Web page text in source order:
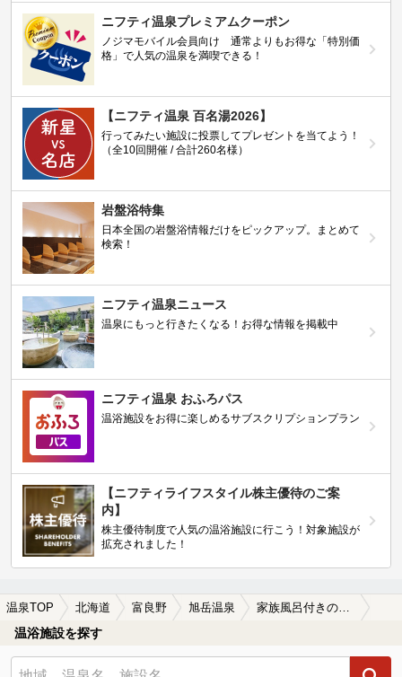
ニフティ温泉プレミアムクーポン
ノジマモバイル会員向け 通常よりもお得な「特別価
格」で人気の温泉を満喫できる！
【ニフティ温泉 百名湯2026】
行ってみたい施設に投票してプレゼントを当てよう！
（全10回開催 / 合計260名様）
岩盤浴特集
日本全国の岩盤浴情報だけをピックアップ。まとめて
検索！
ニフティ温泉ニュース
温泉にもっと行きたくなる！お得な情報を掲載中
ニフティ温泉 おふろパス
温浴施設をお得に楽しめるサブスクリプションプラン
【ニフティライフスタイル株主優待のご案
内】
株主優待制度で人気の温浴施設に行こう！対象施設が
拡充されました！
温泉TOP 北海道 富良野 旭岳温泉 家族風呂付きの旭岳温泉の温泉、日帰り温泉、スーパー銭湯おすすめ
温浴施設を探す